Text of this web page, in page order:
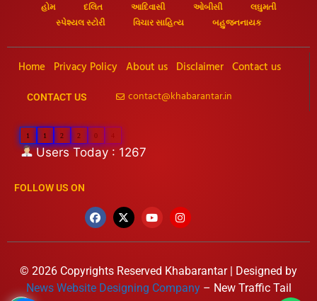
હોમ દલિત આદિવાસી ઓબીસી
લઘુમતી
સ્પેશ્યલ સ્ટોરી
વિચાર સાહિત્ય બહુજનનાયક
Home Privacy Policy About us Disclaimer Contact us
CONTACT US contact@khabarantar.in
1 1 2 2 0
Users Today : 1267
FOLLOW US ON
© 2026 Copyrights Reserved Khabarantar | Designed by
News Website Designing Company – New Traffic Tail